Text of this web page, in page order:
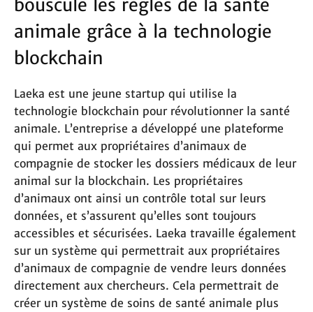
bouscule les règles de la santé
animale grâce à la technologie
blockchain
Laeka est une jeune startup qui utilise la
technologie blockchain pour révolutionner la santé
animale. L’entreprise a développé une plateforme
qui permet aux propriétaires d’animaux de
compagnie de stocker les dossiers médicaux de leur
animal sur la blockchain. Les propriétaires
d’animaux ont ainsi un contrôle total sur leurs
données, et s’assurent qu’elles sont toujours
accessibles et sécurisées. Laeka travaille également
sur un système qui permettrait aux propriétaires
d’animaux de compagnie de vendre leurs données
directement aux chercheurs. Cela permettrait de
créer un système de soins de santé animale plus